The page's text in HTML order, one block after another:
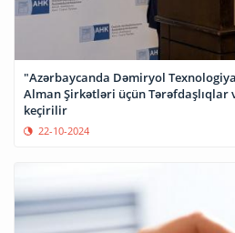
"Azərbaycanda Dəmiryol
Alman Şirkətləri üçün Tərəfdaşlıqlar
keçirilir
22-10-2024